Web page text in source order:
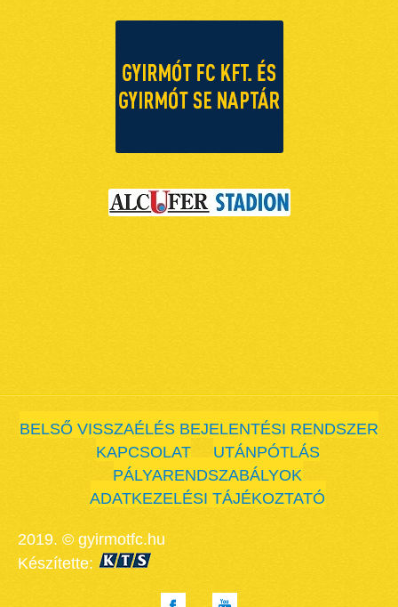
BELSŐ VISSZAÉLÉS BEJELENTÉSI RENDSZER
KAPCSOLAT
UTÁNPÓTLÁS
PÁLYARENDSZABÁLYOK
ADATKEZELÉSI TÁJÉKOZTATÓ
2019. © gyirmotfc.hu
Készítette: